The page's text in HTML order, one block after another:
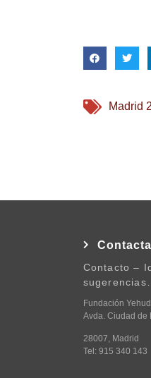
Madrid
Contacto –
sugerencias…
Fundación
Avda. Ciudad de
28007, Madrid
Tel: 915 340 143